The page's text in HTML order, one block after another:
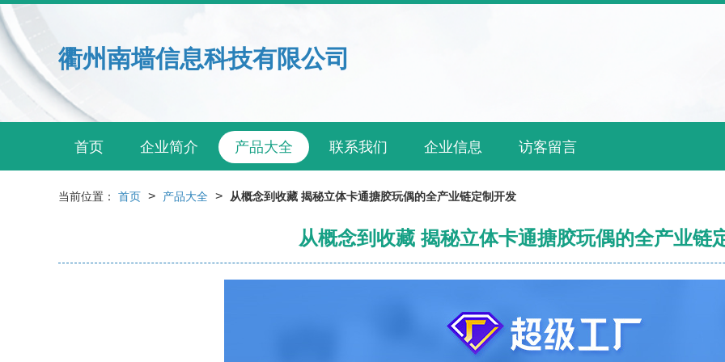
衢州南墙信息科技有限公司
首页 企业简介 产品大全 联系我们 企业信息 访客留言
当前位置： 首页 > 产品大全 > 从概念到收藏 揭秘立体卡通搪胶玩偶的全产业链定制开发
从概念到收藏 揭秘立体卡通搪胶玩偶的全产业链